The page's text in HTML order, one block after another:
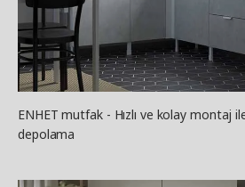
ENHET mutfak - Hızlı ve kolay montaj
depolama